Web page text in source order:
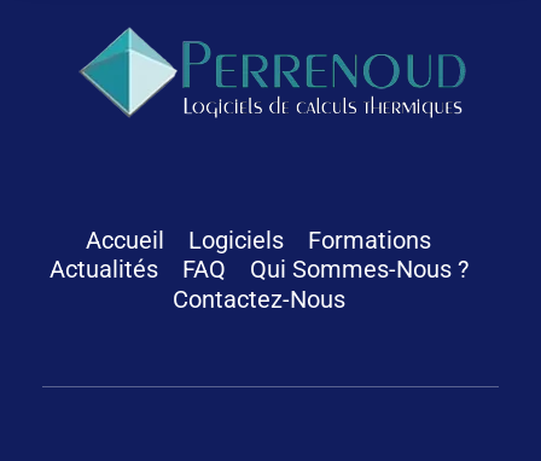
Accueil Logiciels
Formations
Actualités
FAQ
Qui Sommes-Nous ?
Contactez-Nous